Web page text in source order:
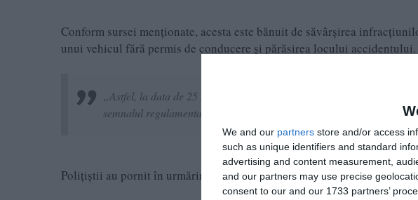
We and our partners store and/or access
such as unique identifiers and standard
advertising and content measurement,
and our partners may use precise
consent to our and our 1733 partners’
Conform sursei menționate, acesta este bănuit de săvârșirea
unui vehicul fără permis de conducere și părăsirea locului accidentului.
„Astfel, la data de 25 martie a.c., bărbatul a condus un autoturism,
semnalul regulamentar efectuat de polițiști în cadrul Poliției Orașului
Polițiștii au pornit în urmărirea acestuia.